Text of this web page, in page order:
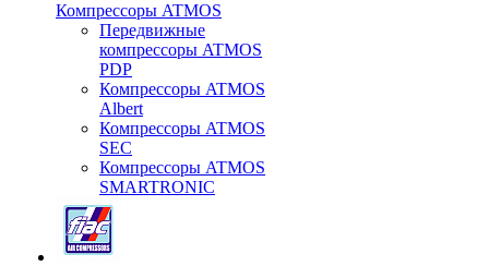
Компрессоры ATMOS
Передвижные
компрессоры ATMOS
PDP
Компрессоры ATMOS
Albert
Компрессоры ATMOS
SEC
Компрессоры ATMOS
SMARTRONIC